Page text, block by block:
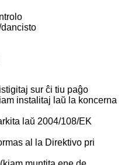
sur ĉi tiu paĝo
instalitaj laŭ la koncerna
laŭ 2004/108/EK
al la Direktivo pri